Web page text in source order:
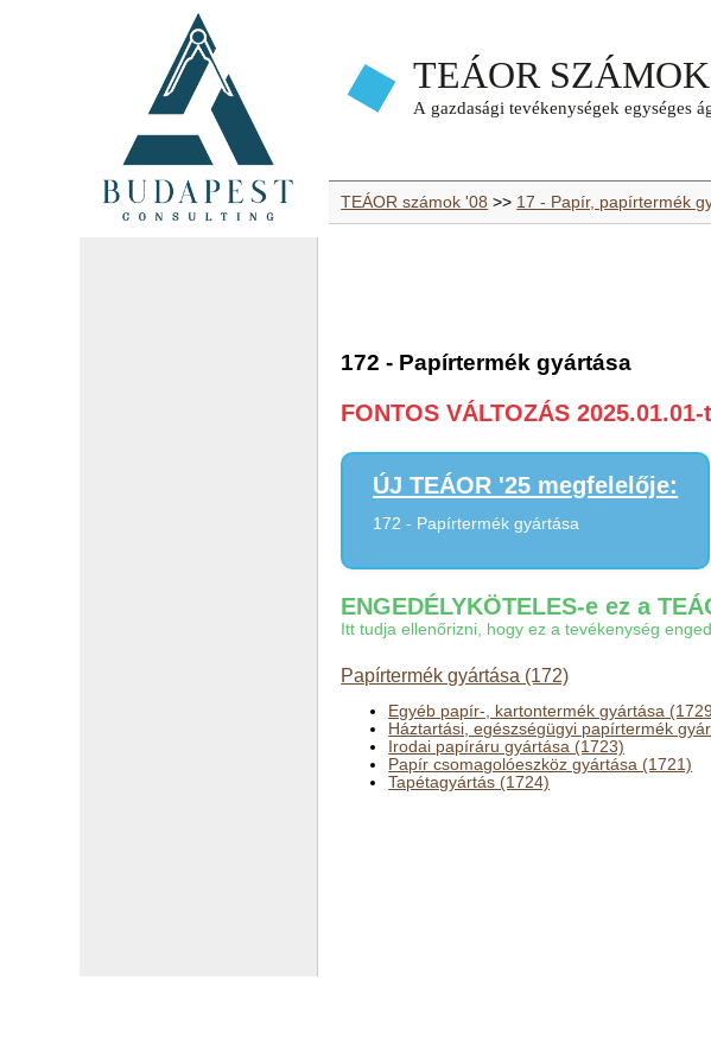
TEÁOR számok '08 >> 17 - Papír, papírtermék
172 - Papírtermék gyártása
FONTOS VÁLTOZÁS
ÚJ TEÁOR '25 megfelelője:
172 - Papírtermék gyártása
ENGEDÉLYKÖTELES-e ez a
Itt tudja ellenőrizni, hogy ez a tevékenység
Papírtermék gyártása (172)
Egyéb papír-, kartontermék gyártása
Háztartási, egészségügyi papírtermék
Irodai papíráru gyártása (1723)
Papír csomagolóeszköz gyártása (1721)
Tapétagyártás (1724)